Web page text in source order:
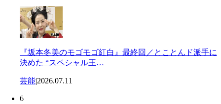
『坂本冬美のモゴモゴ紅白』最終回／とことんド派手に
決めた “スペシャル王…
芸能|2026.07.11
6